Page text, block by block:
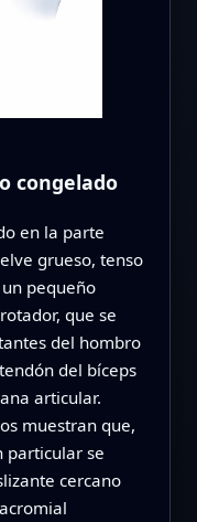
congelado
en la parte
grueso, tenso
pequeño
que se
del hombro
del bíceps
articular.
muestran que,
particular se
cercano